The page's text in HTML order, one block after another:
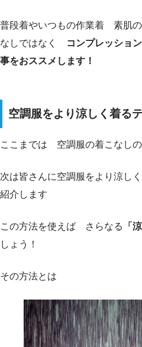
普段着やいつもの作業着 素肌
なしではなく
コンプレッショ
事をおススメします！
空調服をより涼しく着る
ここまでは 空調服の着こなし
次は皆さんに空調服をより涼し
紹介します
この方法を使えば さらなる 「
しょう！
その方法とは